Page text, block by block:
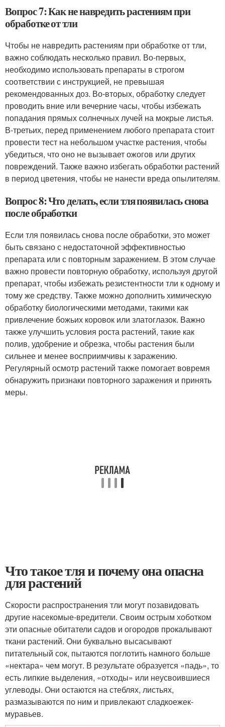
Вопрос 7: Как не навредить растениям при
обработке от тли
Чтобы не навредить растениям при обработке от тли,
важно соблюдать несколько правил. Во-первых,
необходимо использовать препараты в строгом
соответствии с инструкцией, не превышая
рекомендованных доз. Во-вторых, обработку следует
проводить вние или вечерние часы, чтобы избежать
попадания прямых солнечных лучей на мокрые листья.
В-третьих, перед применением любого препарата стоит
провести тест на небольшом участке растения, чтобы
убедиться, что оно не вызывает ожогов или других
повреждений. Также важно избегать обработки растений
в период цветения, чтобы не нанести вреда опылителям.
Вопрос 8: Что делать, если тля появилась снова
после обработки
Если тля появилась снова после обработки, это может
быть связано с недостаточной эффективностью
препарата или с повторным заражением. В этом случае
важно провести повторную обработку, используя другой
препарат, чтобы избежать резистентности тли к одному и
тому же средству. Также можно дополнить химическую
обработку биологическими методами, такими как
привлечение божьих коровок или златоглазок. Важно
также улучшить условия роста растений, такие как
полив, удобрение и обрезка, чтобы растения были
сильнее и менее восприимчивы к заражению.
Регулярный осмотр растений также помогает вовремя
обнаружить признаки повторного заражения и принять
меры.
Что такое тля и почему она опасна
для растений
Скорости распространения тли могут позавидовать
другие насекомые-вредители. Своим острым хоботком
эти опасные обитатели садов и огородов прокалывают
ткани растений. Они буквально высасывают
питательный сок, пытаются поглотить намного больше
«нектара» чем могут. В результате образуется «падь», то
есть липкие выделения, «отходы» или неусвоившиеся
углеводы. Они остаются на стеблях, листьях,
размазываются по ним и привлекают сладкоежек-
муравьев.